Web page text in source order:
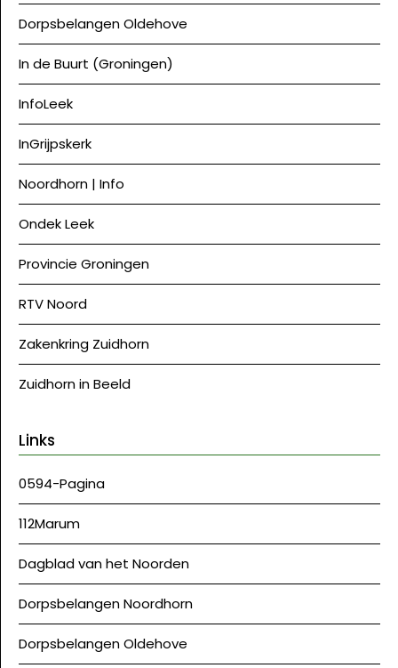
Dorpsbelangen Oldehove
In de Buurt (Groningen)
InfoLeek
InGrijpskerk
Noordhorn | Info
Ondek Leek
Provincie Groningen
RTV Noord
Zakenkring Zuidhorn
Zuidhorn in Beeld
Links
0594-Pagina
112Marum
Dagblad van het Noorden
Dorpsbelangen Noordhorn
Dorpsbelangen Oldehove